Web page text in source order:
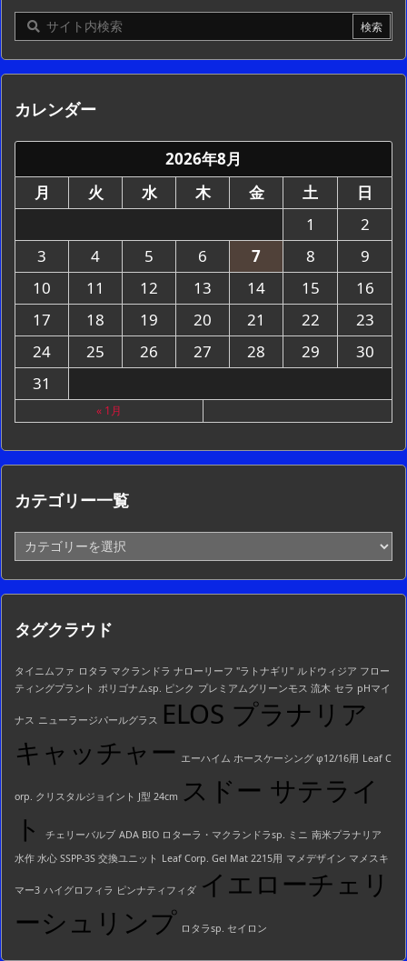
カレンダー
2026年8月
月
火 水 木 金 土
日
1
2
3
4 5 6 7 8
9
10
11 12 13 14 15
16
17
18 19 20 21 22
23
24
25 26 27 28 29
30
31
« 1月
カテゴリー一覧
カ
テ
ゴ
リ
一
タグクラウド
タイニムファ ロタラ マクランドラ ナローリーフ "ラトナギリ" ルドウィジア フロー
ティングプラント ポリゴナムsp. ピンク プレミアムグリーンモス 流木 セラ pHマイ
ナス ニューラージパールグラス ELOS プラナリア
キャッチャー エーハイム ホースケーシング φ12/16用 Leaf C
orp. クリスタルジョイント J型 24cm スドー サテライ
ト
チェリーバルブ ADA BIO ロターラ・マクランドラsp. ミニ 南米プラナリア
水作 水心 SSPP-3S 交換ユニット Leaf Corp. Gel Mat 2215用 マメデザイン マメスキ
マー3 ハイグロフィラ ピンナティフィダ イエローチェリ
ーシュリンプ ロタラsp. セイロン